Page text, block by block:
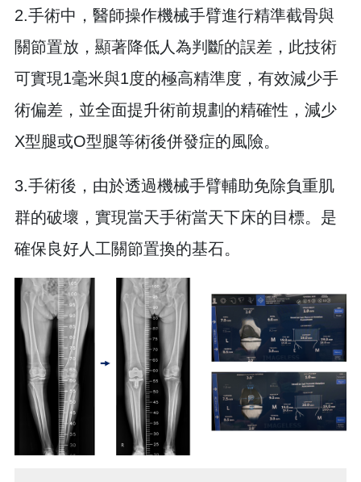
2.手術中，醫師操作機械手臂進行精準截骨與
關節置放，顯著降低人為判斷的誤差，此技術
可實現1毫米與1度的極高精準度，有效減少手
術偏差，並全面提升術前規劃的精確性，減少
X型腿或O型腿等術後併發症的風險。
3.手術後，由於透過機械手臂輔助免除負重肌
群的破壞，實現當天手術當天下床的目標。是
確保良好人工關節置換的基石。